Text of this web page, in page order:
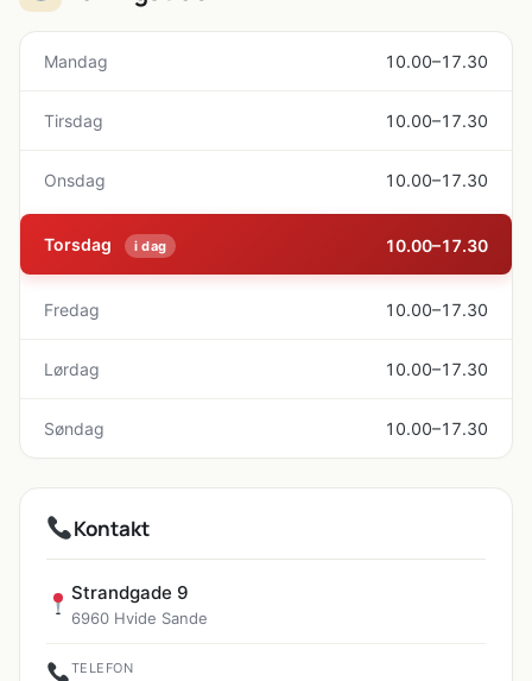
Mandag 10.00–17.30
Tirsdag 10.00–17.30
Onsdag 10.00–17.30
Torsdag i dag 10.00–17.30
Fredag 10.00–17.30
Lørdag 10.00–17.30
Søndag 10.00–17.30
Kontakt
Strandgade 9
6960 Hvide Sande
TELEFON